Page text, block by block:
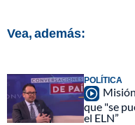
Vea, además:
POLÍTICA
que "se
el ELN”